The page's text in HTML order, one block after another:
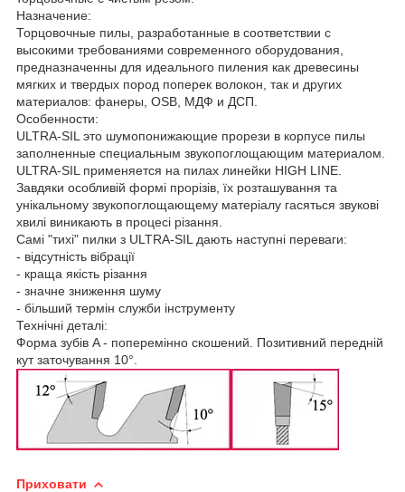
Назначение:
Торцовочные пилы, разработанные в соответствии с
высокими требованиями современного оборудования,
предназначенны для идеального пиления как древесины
мягких и твердых пород поперек волокон, так и других
материалов: фанеры, OSB, МДФ и ДСП.
Особенности:
ULTRA-SIL это шумопонижающие прорези в корпусе пилы
заполненные специальным звукопоглощающим материалом.
ULTRA-SIL применяется на пилах линейки HIGH LINE.
Завдяки особливій формі прорізів, їх розташування та
унікальному звукопоглощающему матеріалу гасяться звукові
хвилі виникають в процесі різання.
Самі "тихі" пилки з ULTRA-SIL дають наступні переваги:
- відсутність вібрації
- краща якість різання
- значне зниження шуму
- більший термін служби інструменту
Технічні деталі:
Форма зубів A - поперемінно скошений. Позитивний передній
кут заточування 10°.
Приховати